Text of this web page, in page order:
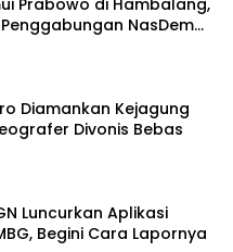
NasDem
Diamankan Kejagung
Divonis Bebas
Luncurkan Aplikasi
Begini Cara Lapornya